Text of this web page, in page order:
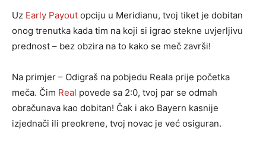
Uz Early Payout opciju u Meridianu, tvoj tiket je dobitan
onog trenutka kada tim na koji si igrao stekne uvjerljivu
prednost – bez obzira na to kako se meč završi!
Na primjer – Odigraš na pobjedu Reala prije početka
meča. Čim Real povede sa 2:0, tvoj par se odmah
obračunava kao dobitan! Čak i ako Bayern kasnije
izjednači ili preokrene, tvoj novac je već osiguran.